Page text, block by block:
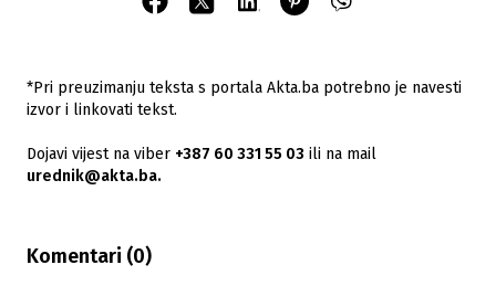
*Pri preuzimanju teksta s portala Akta.ba potrebno je navesti
izvor i linkovati tekst.
Dojavi vijest na viber +387 60 331 55 03 ili na mail
urednik@akta.ba.
Komentari (0)